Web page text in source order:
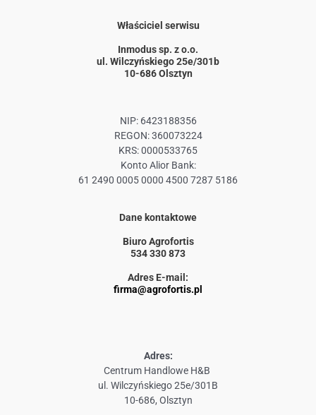
Właściciel serwisu
Inmodus sp. z o.o.
ul. Wilczyńskiego 25e/301b
10-686 Olsztyn
NIP: 6423188356
REGON: 360073224
KRS: 0000533765
Konto Alior Bank:
61 2490 0005 0000 4500 7287 5186
Dane kontaktowe
Biuro Agrofortis
534 330 873
Adres E-mail:
firma@agrofortis.pl
Adres:
Centrum Handlowe H&B
ul. Wilczyńskiego 25e/301B
10-686, Olsztyn